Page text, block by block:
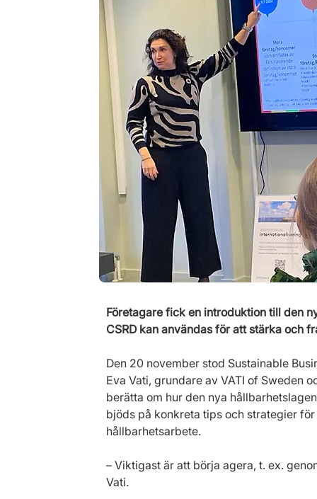
Företagare fick en introduktion till den
CSRD kan användas för att stärka och
Den 20 november stod Sustainable
Eva Vati, grundare av VATI of Sweden
berätta om hur den nya
bjöds på konkreta tips och strategier
hållbarhetsarbete.
– Viktigast är att börja agera, t. ex.
Vati.